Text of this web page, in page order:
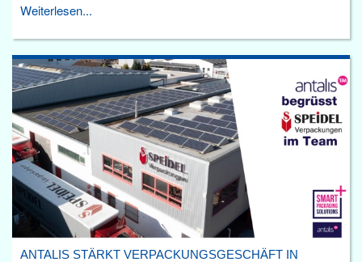
Weiterlesen...
ANTALIS STÄRKT VERPACKUNGSGESCHÄFT IN